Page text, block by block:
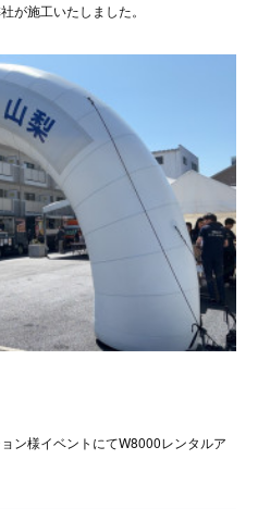
が施工いたしました。
ン様イベントにてW8000レンタルア